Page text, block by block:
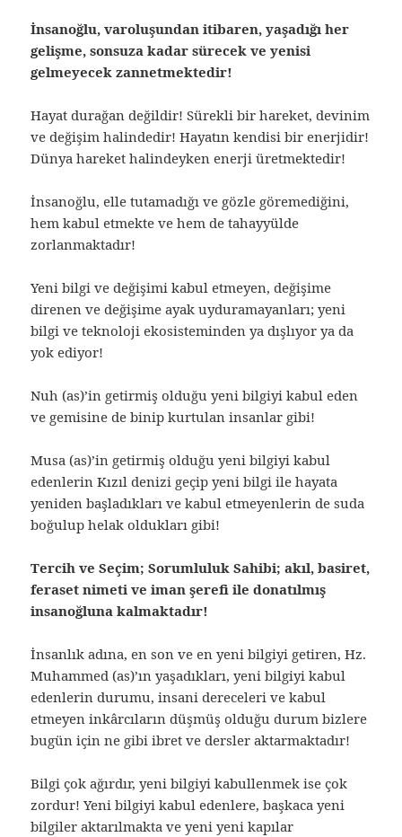
İnsanoğlu, varoluşundan itibaren, yaşadığı her
gelişme, sonsuza kadar sürecek ve yenisi
gelmeyecek zannetmektedir!
Hayat durağan değildir! Sürekli bir hareket, devinim
ve değişim halindedir! Hayatın kendisi bir enerjidir!
Dünya hareket halindeyken enerji üretmektedir!
İnsanoğlu, elle tutamadığı ve gözle göremediğini,
hem kabul etmekte ve hem de tahayyülde
zorlanmaktadır!
Yeni bilgi ve değişimi kabul etmeyen, değişime
direnen ve değişime ayak uyduramayanları; yeni
bilgi ve teknoloji ekosisteminden ya dışlıyor ya da
yok ediyor!
Nuh (as)’in getirmiş olduğu yeni bilgiyi kabul eden
ve gemisine de binip kurtulan insanlar gibi!
Musa (as)’in getirmiş olduğu yeni bilgiyi kabul
edenlerin Kızıl denizi geçip yeni bilgi ile hayata
yeniden başladıkları ve kabul etmeyenlerin de suda
boğulup helak oldukları gibi!
Tercih ve Seçim; Sorumluluk Sahibi; akıl, basiret,
feraset nimeti ve iman şerefi ile donatılmış
insanoğluna kalmaktadır!
İnsanlık adına, en son ve en yeni bilgiyi getiren, Hz.
Muhammed (as)’ın yaşadıkları, yeni bilgiyi kabul
edenlerin durumu, insani dereceleri ve kabul
etmeyen inkârcıların düşmüş olduğu durum bizlere
bugün için ne gibi ibret ve dersler aktarmaktadır!
Bilgi çok ağırdır, yeni bilgiyi kabullenmek ise çok
zordur! Yeni bilgiyi kabul edenlere, başkaca yeni
bilgiler aktarılmakta ve yeni yeni kapılar